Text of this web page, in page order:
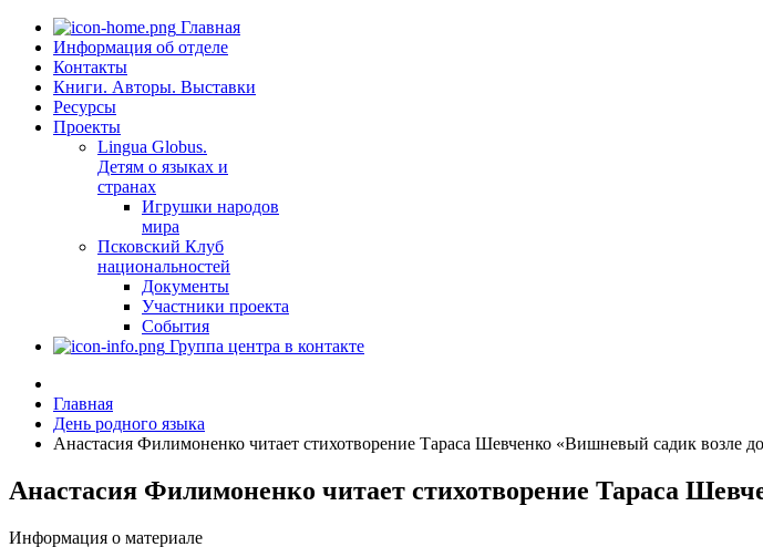
Главная
Информация об отделе
Контакты
Книги. Авторы. Выставки
Ресурсы
Проекты
Lingua Globus.
Детям о языках и
странах
Игрушки народов
мира
Псковский Клуб
национальностей
Документы
Участники проекта
События
Группа центра в контакте
Главная
День родного языка
Анастасия Филимоненко читает стихотворение Тараса Шевченко «Вишневый садик возле
Анастасия Филимоненко читает стихотворение Тараса
Информация о материале